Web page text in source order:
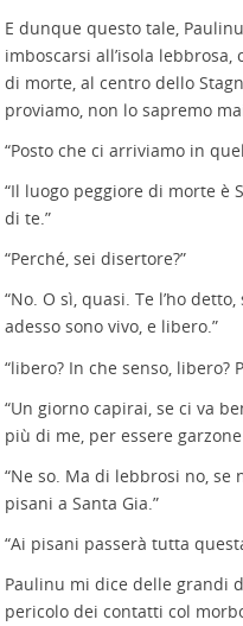
E dunque questo tale,
imboscarsi all’isola
di morte, al centro dello
proviamo, non lo sapremo
“Posto che ci arriviamo in
“Il luogo peggiore di morte è
di te.”
“Perché, sei disertore?”
“No. O sì, quasi. Te l’ho
adesso sono vivo, e libero.”
“libero? In che senso, libero?
“Un giorno capirai, se ci va
più di me, per essere
“Ne so. Ma di lebbrosi no,
pisani a Santa Gia.”
“Ai pisani passerà tutta
Paulinu mi dice delle grandi
pericolo dei contatti col